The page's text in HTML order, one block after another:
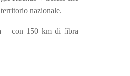
nazionale.
– con 150 km di fibra